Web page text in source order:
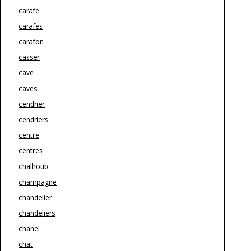
carafe
carafes
carafon
casser
cave
caves
cendrier
cendriers
centre
centres
chalhoub
champagne
chandelier
chandeliers
chanel
chat